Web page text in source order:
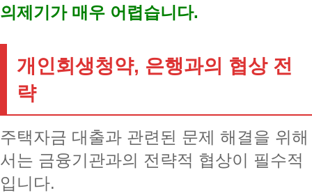
의제기가 매우 어렵습니다.
개인회생청약, 은행과의 협상 전
략
주택자금 대출과 관련된 문제 해결을 위해
서는 금융기관과의 전략적 협상이 필수적
입니다.